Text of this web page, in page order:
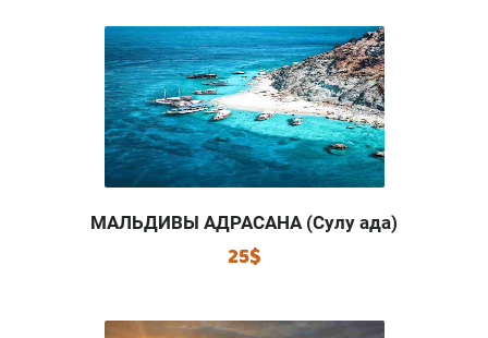
МАЛЬДИВЫ АДРАСАНА (Сулу ада)
25$